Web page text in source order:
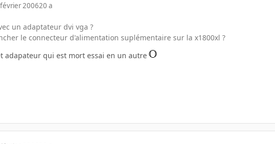
200620 a
un adaptateur dvi vga ?
le connecteur d'alimentation suplémentaire sur la x1800xl ?
adapateur qui est mort essai en un autre